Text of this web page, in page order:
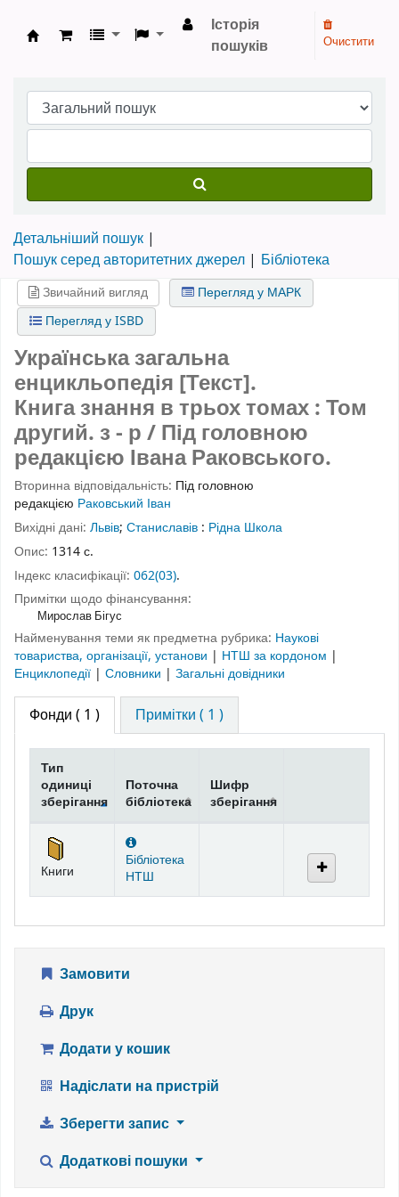
Бібліотека НТШ › Електронний каталог
Історія
пошуків
Очистити
Детальніший пошук
Пошук серед авторитетних джерел
Бібліотека
Звичайний вигляд
Перегляд у МАРК
Перегляд у ISBD
Українська загальна
енцикльопедія [Текст].
Книга знання в трьох томах : Том
другий. з - р / Під головною
редакцією Івана Раковського.
Вторинна відповідальність: Під головною
редакцією Раковський Іван
Вихідні дані: Львів; Станиславів : Рідна Школа
Опис: 1314 с.
Індекс класифікації: 062(03).
Примітки щодо фінансування:
Мирослав Бігус
Найменування теми як предметна рубрика: Наукові
товариства, організації, установи | НТШ за кордоном |
Енциклопедії | Словники | Загальні довідники
Фонди ( 1 ) Примітки ( 1 )
Фонди
Тип
одиниці
зберігання
Поточна
бібліотека
Шифр
зберігання
Книги
Бібліотека
НТШ
Замовити
Друк
Додати у кошик
Надіслати на пристрій
Зберегти запис
Додаткові пошуки